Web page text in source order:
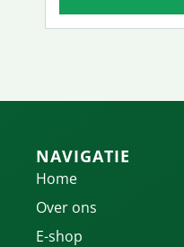
NAVIGATIE
Home
Over ons
E-shop